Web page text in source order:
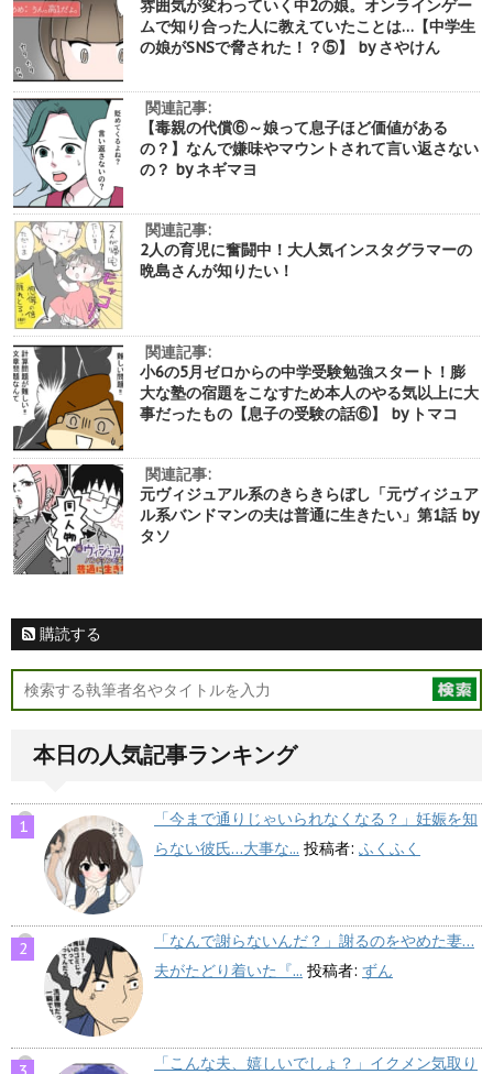
雰囲気が変わっていく中2の娘。オンラインゲー
ムで知り合った人に教えていたことは…【中学生
の娘がSNSで脅された！？⑤】 by さやけん
関連記事:
【毒親の代償⑥～娘って息子ほど価値がある
の？】なんで嫌味やマウントされて言い返さない
の？ by ネギマヨ
関連記事:
2人の育児に奮闘中！大人気インスタグラマーの
晩島さんが知りたい！
関連記事:
小6の5月ゼロからの中学受験勉強スタート！膨
大な塾の宿題をこなすため本人のやる気以上に大
事だったもの【息子の受験の話⑥】 by トマコ
関連記事:
元ヴィジュアル系のきらきらぼし「元ヴィジュア
ル系バンドマンの夫は普通に生きたい」第1話 by
タソ
購読する
本日の人気記事ランキング
「今まで通りじゃいられなくなる？」妊娠を知
らない彼氏…大事な... 投稿者: ふくふく
「なんで謝らないんだ？」謝るのをやめた妻…
夫がたどり着いた『... 投稿者: ずん
「こんな夫、嬉しいでしょ？」イクメン気取り